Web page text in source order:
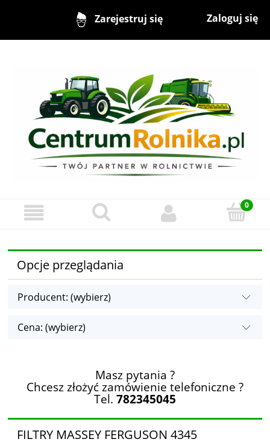
Zarejestruj się Zaloguj się
Opcje przeglądania
Producent: (wybierz)
Cena: (wybierz)
Masz pytania ?
Chcesz złożyć zamówienie telefoniczne ?
Tel. 782345045
FILTRY MASSEY FERGUSON 4345